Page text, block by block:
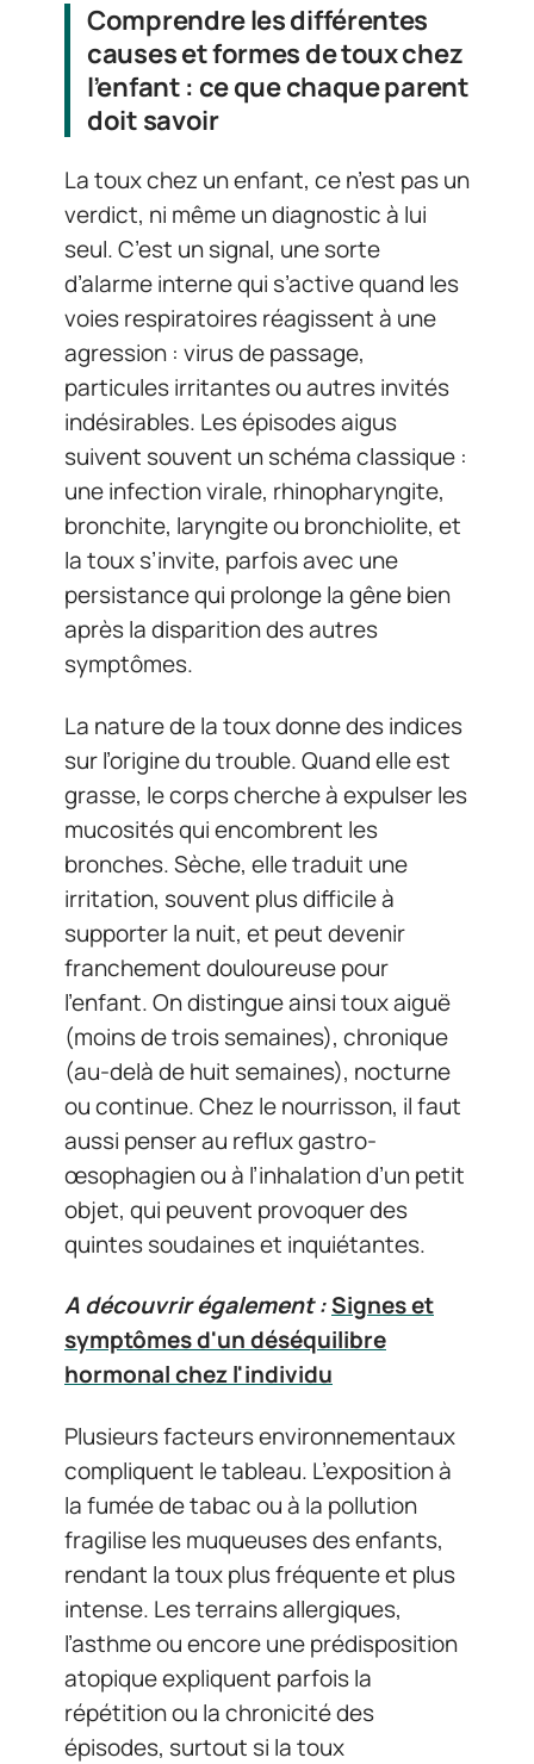
Comprendre les différentes
causes et formes de toux chez
l’enfant : ce que chaque parent
doit savoir
La toux chez un enfant, ce n’est pas un
verdict, ni même un diagnostic à lui
seul. C’est un signal, une sorte
d’alarme interne qui s’active quand les
voies respiratoires réagissent à une
agression : virus de passage,
particules irritantes ou autres invités
indésirables. Les épisodes aigus
suivent souvent un schéma classique :
une infection virale, rhinopharyngite,
bronchite, laryngite ou bronchiolite, et
la toux s’invite, parfois avec une
persistance qui prolonge la gêne bien
après la disparition des autres
symptômes.
La nature de la toux donne des indices
sur l’origine du trouble. Quand elle est
grasse, le corps cherche à expulser les
mucosités qui encombrent les
bronches. Sèche, elle traduit une
irritation, souvent plus difficile à
supporter la nuit, et peut devenir
franchement douloureuse pour
l’enfant. On distingue ainsi toux aiguë
(moins de trois semaines), chronique
(au-delà de huit semaines), nocturne
ou continue. Chez le nourrisson, il faut
aussi penser au reflux gastro-
œsophagien ou à l’inhalation d’un petit
objet, qui peuvent provoquer des
quintes soudaines et inquiétantes.
A découvrir également :Signes et
symptômes d'un déséquilibre
hormonal chez l'individu
Plusieurs facteurs environnementaux
compliquent le tableau. L’exposition à
la fumée de tabac ou à la pollution
fragilise les muqueuses des enfants,
rendant la toux plus fréquente et plus
intense. Les terrains allergiques,
l’asthme ou encore une prédisposition
atopique expliquent parfois la
répétition ou la chronicité des
épisodes, surtout si la toux